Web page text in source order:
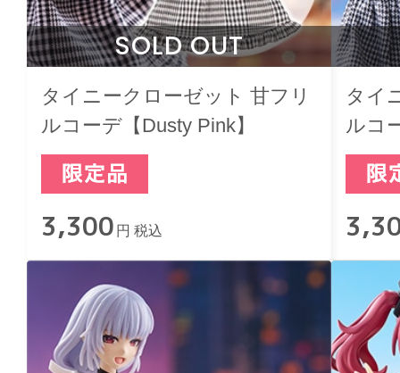
SOLD OUT
タイニークローゼット 甘フリ
ルコーデ【Dusty Pink】
3,300 円 税込
タイ
ルコ